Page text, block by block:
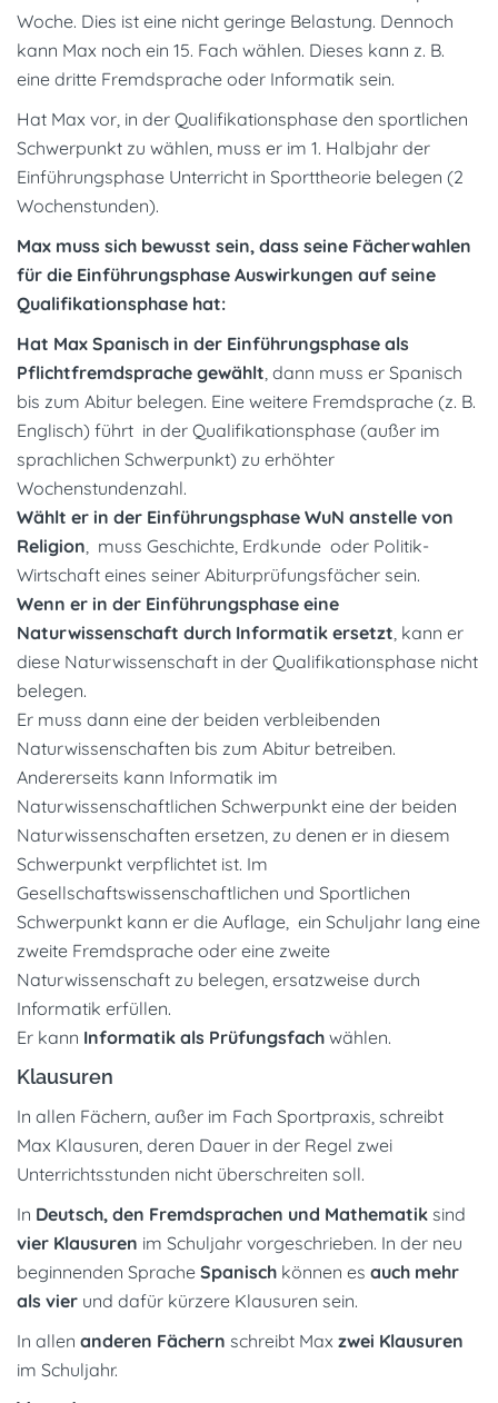
Woche. Dies ist eine nicht geringe Belastung. Dennoch
kann Max noch ein 15. Fach wählen. Dieses kann z. B.
eine dritte Fremdsprache oder Informatik sein.
Hat Max vor, in der Qualifikationsphase den sportlichen
Schwerpunkt zu wählen, muss er im 1. Halbjahr der
Einführungsphase Unterricht in Sporttheorie belegen (2
Wochenstunden).
Max muss sich bewusst sein, dass seine Fächerwahlen
für die Einführungsphase Auswirkungen auf seine
Qualifikationsphase hat:
Hat Max Spanisch in der Einführungsphase als
Pflichtfremdsprache gewählt, dann muss er Spanisch
bis zum Abitur belegen. Eine weitere Fremdsprache (z. B.
Englisch) führt in der Qualifikationsphase (außer im
sprachlichen Schwerpunkt) zu erhöhter
Wochenstundenzahl.
Wählt er in der Einführungsphase WuN anstelle von
Religion, muss Geschichte, Erdkunde oder Politik-
Wirtschaft eines seiner Abiturprüfungsfächer sein.
Wenn er in der Einführungsphase eine
Naturwissenschaft durch Informatik ersetzt, kann er
diese Naturwissenschaft in der Qualifikationsphase nicht
belegen.
Er muss dann eine der beiden verbleibenden
Naturwissenschaften bis zum Abitur betreiben.
Andererseits kann Informatik im
Naturwissenschaftlichen Schwerpunkt eine der beiden
Naturwissenschaften ersetzen, zu denen er in diesem
Schwerpunkt verpflichtet ist. Im
Gesellschaftswissenschaftlichen und Sportlichen
Schwerpunkt kann er die Auflage, ein Schuljahr lang eine
zweite Fremdsprache oder eine zweite
Naturwissenschaft zu belegen, ersatzweise durch
Informatik erfüllen.
Er kann Informatik als Prüfungsfach wählen.
Klausuren
In allen Fächern, außer im Fach Sportpraxis, schreibt
Max Klausuren, deren Dauer in der Regel zwei
Unterrichtsstunden nicht überschreiten soll.
In Deutsch, den Fremdsprachen und Mathematik sind
vier Klausuren im Schuljahr vorgeschrieben. In der neu
beginnenden Sprache Spanisch können es auch mehr
als vier und dafür kürzere Klausuren sein.
In allen anderen Fächern schreibt Max zwei Klausuren
im Schuljahr.